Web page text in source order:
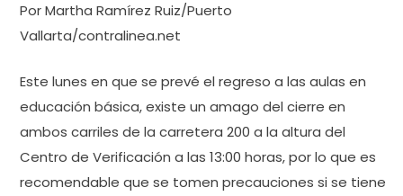
Por Martha Ramírez Ruiz/Puerto
Vallarta/contralinea.net
Este lunes en que se prevé el regreso a las aulas en
educación básica, existe un amago del cierre en
ambos carriles de la carretera 200 a la altura del
Centro de Verificación a las 13:00 horas, por lo que es
recomendable que se tomen precauciones si se tiene